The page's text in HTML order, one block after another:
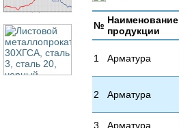
№ Наименование
продукции
1 Арматура
2 Арматура
3 Арматура